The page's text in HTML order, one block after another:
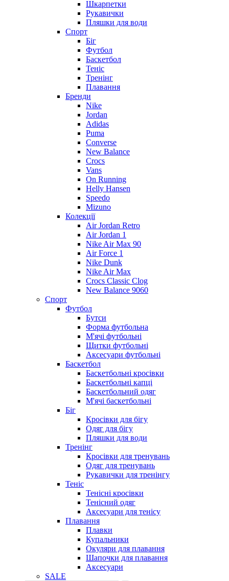
Шкарпетки
Рукавички
Пляшки для води
Спорт
Біг
Футбол
Баскетбол
Теніс
Тренінг
Плавання
Бренди
Nike
Jordan
Adidas
Puma
Converse
New Balance
Crocs
Vans
On Running
Helly Hansen
Speedo
Mizuno
Колекції
Air Jordan Retro
Air Jordan 1
Nike Air Max 90
Air Force 1
Nike Dunk
Nike Air Max
Crocs Classic Clog
New Balance 9060
Спорт
Футбол
Бутси
Форма футбольна
М'ячі футбольні
Щитки футбольні
Аксесуари футбольні
Баскетбол
Баскетбольні кросівки
Баскетбольні капці
Баскетбольний одяг
М'ячі баскетбольні
Біг
Кросівки для бігу
Одяг для бігу
Пляшки для води
Тренінг
Кросівки для тренувань
Одяг для тренувань
Рукавички для тренінгу
Теніс
Тенісні кросівки
Тенісний одяг
Аксесуари для тенісу
Плавання
Плавки
Купальники
Окуляри для плавання
Шапочки для плавання
Аксесуари
SALE